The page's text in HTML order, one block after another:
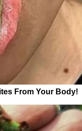
From Your Body!